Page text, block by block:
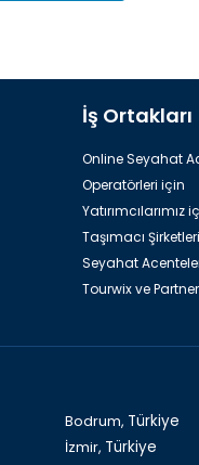
İş Ortakları
Online Seyahat
Operatörleri için
Yatırımcılarımız
Taşımacı
Seyahat
Tourwix ve
Bodrum, Türkiye
İzmir, Türkiye